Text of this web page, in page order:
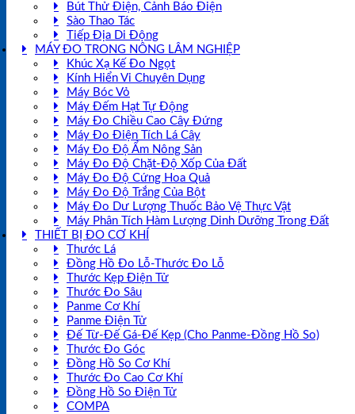
Bút Thử Điện, Cảnh Báo Điện
Sào Thao Tác
Tiếp Địa Di Động
MÁY ĐO TRONG NÔNG LÂM NGHIỆP
Khúc Xạ Kế Đo Ngọt
Kính Hiển Vi Chuyên Dụng
Máy Bóc Vỏ
Máy Đếm Hạt Tự Động
Máy Đo Chiều Cao Cây Đứng
Máy Đo Điện Tích Lá Cây
Máy Đo Độ Ẩm Nông Sản
Máy Đo Độ Chặt-Độ Xốp Của Đất
Máy Đo Độ Cứng Hoa Quả
Máy Đo Độ Trắng Của Bột
Máy Đo Dư Lượng Thuốc Bảo Vệ Thực Vật
Máy Phân Tích Hàm Lượng Dinh Dưỡng Trong Đất
THIẾT BỊ ĐO CƠ KHÍ
Thước Lá
Đồng Hồ Đo Lỗ-Thước Đo Lỗ
Thước Kẹp Điện Tử
Thước Đo Sâu
Panme Cơ Khí
Panme Điện Tử
Đế Từ-Đế Gá-Đế Kẹp (Cho Panme-Đồng Hồ So)
Thước Đo Góc
Đồng Hồ So Cơ Khí
Thước Đo Cao Cơ Khí
Đồng Hồ So Điện Tử
COMPA